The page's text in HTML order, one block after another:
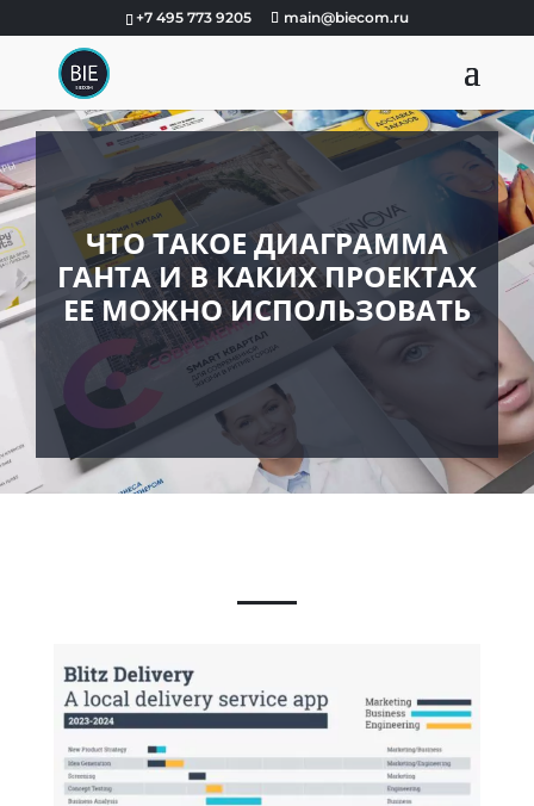
+7 495 773 9205 main@biecom.ru
ЧТО ТАКОЕ ДИАГРАММА
ГАНТА И В КАКИХ ПРОЕКТАХ
ЕЕ МОЖНО ИСПОЛЬЗОВАТЬ